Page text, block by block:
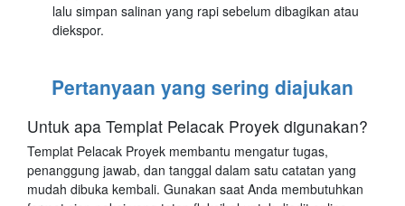
lalu simpan salinan yang rapi sebelum dibagikan atau
diekspor.
Pertanyaan yang sering diajukan
Untuk apa Templat Pelacak Proyek digunakan?
Templat Pelacak Proyek membantu mengatur tugas,
penanggung jawab, dan tanggal dalam satu catatan yang
mudah dibuka kembali. Gunakan saat Anda membutuhkan